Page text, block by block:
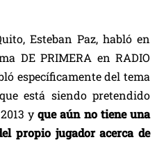
Esteban Paz, habló en
DE PRIMERA en RADIO
específicamente del tema
está siendo pretendido
yque aún no tiene una
propio jugador acerca de